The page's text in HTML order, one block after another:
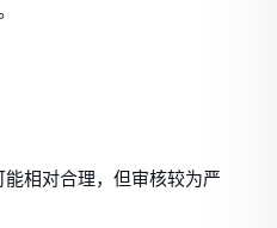
相对合理，但审核较为严